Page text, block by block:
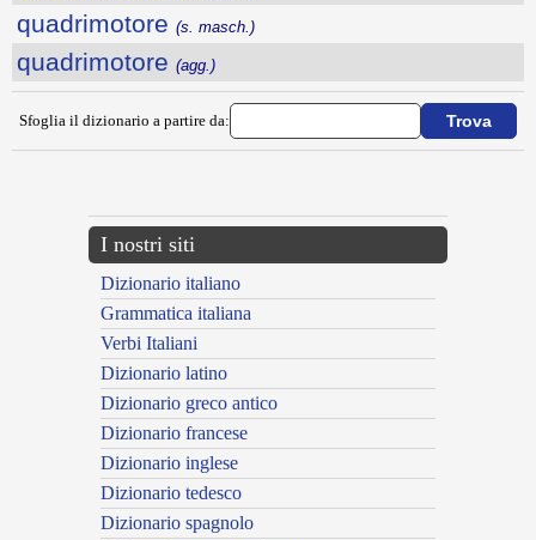
quadrimotore (s. masch.)
quadrimotore (agg.)
Sfoglia il dizionario a partire da:
I nostri siti
Dizionario italiano
Grammatica italiana
Verbi Italiani
Dizionario latino
Dizionario greco antico
Dizionario francese
Dizionario inglese
Dizionario tedesco
Dizionario spagnolo